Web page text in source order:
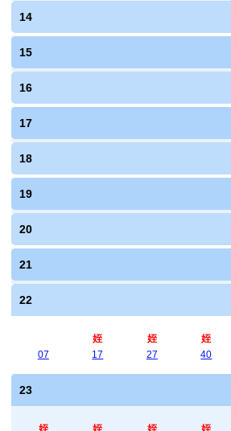
14
15
16
17
18
19
20
21
22
07
姪
17
姪
27
姪
40
23
姪 姪 姪 姪